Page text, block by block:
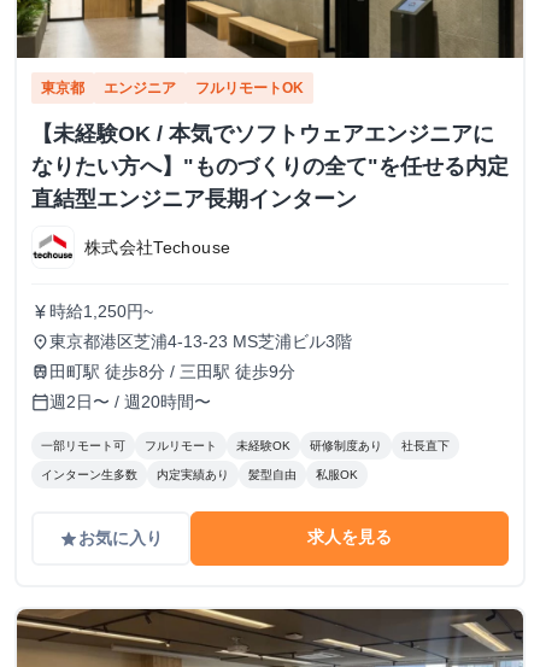
東京都 エンジニア フルリモートOK
【未経験OK / 本気でソフトウェアエンジニアに
なりたい方へ】"ものづくりの全て"を任せる内定
直結型エンジニア長期インターン
株式会社Techouse
currency_yen 時給1,250円~
place東京都港区芝浦4-13-23 MS芝浦ビル3階
train 田町駅 徒歩8分 / 三田駅 徒歩9分
calendar_today週2日〜 / 週20時間〜
一部リモート可 フルリモート 未経験OK 研修制度あり 社長直下
インターン生多数 内定実績あり 髪型自由 私服OK
gradeお気に入り 求人を見る